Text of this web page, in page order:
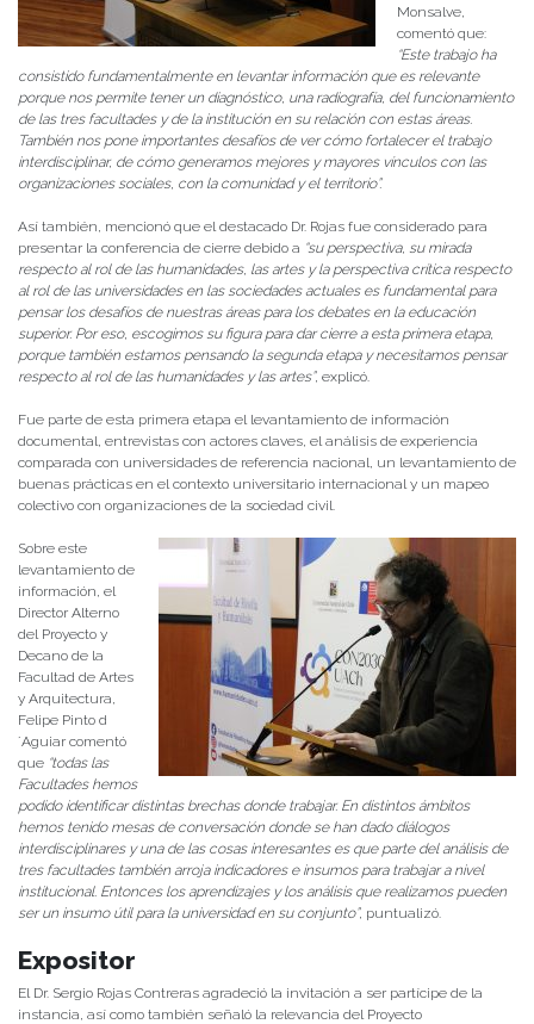
Monsalve,
comentó que:
“Este trabajo ha
consistido fundamentalmente en levantar información que es relevante
porque nos permite tener un diagnóstico, una radiografía, del funcionamiento
de las tres facultades y de la institución en su relación con estas áreas.
También nos pone importantes desafíos de ver cómo fortalecer el trabajo
interdisciplinar, de cómo generamos mejores y mayores vínculos con las
organizaciones sociales, con la comunidad y el territorio”.
Así también, mencionó que el destacado Dr. Rojas fue considerado para
presentar la conferencia de cierre debido a “su perspectiva, su mirada
respecto al rol de las humanidades, las artes y la perspectiva crítica respecto
al rol de las universidades en las sociedades actuales es fundamental para
pensar los desafíos de nuestras áreas para los debates en la educación
superior. Por eso, escogimos su figura para dar cierre a esta primera etapa,
porque también estamos pensando la segunda etapa y necesitamos pensar
respecto al rol de las humanidades y las artes”, explicó.
Fue parte de esta primera etapa el levantamiento de información
documental, entrevistas con actores claves, el análisis de experiencia
comparada con universidades de referencia nacional, un levantamiento de
buenas prácticas en el contexto universitario internacional y un mapeo
colectivo con organizaciones de la sociedad civil.
Sobre este
levantamiento de
información, el
Director Alterno
del Proyecto y
Decano de la
Facultad de Artes
y Arquitectura,
Felipe Pinto d
´Aguiar comentó
que “todas las
Facultades hemos
podido identificar distintas brechas donde trabajar. En distintos ámbitos
hemos tenido mesas de conversación donde se han dado diálogos
interdisciplinares y una de las cosas interesantes es que parte del análisis de
tres facultades también arroja indicadores e insumos para trabajar a nivel
institucional. Entonces los aprendizajes y los análisis que realizamos pueden
ser un insumo útil para la universidad en su conjunto”, puntualizó.
Expositor
El Dr. Sergio Rojas Contreras agradeció la invitación a ser partícipe de la
instancia, así como también señaló la relevancia del Proyecto